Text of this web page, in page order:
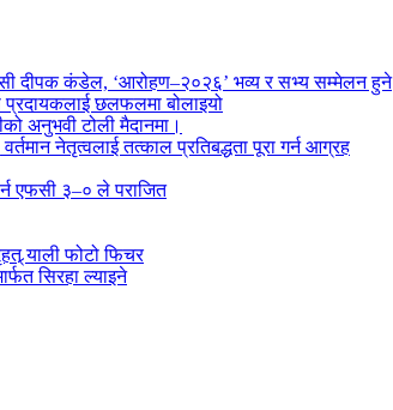
दीपक कंडेल, ‘आरोहण–२०२६’ भव्य र सभ्य सम्मेलन हुने
प्रदायकलाई छलफलमा बोलाइयो
अनुभवी टोली मैदानमा।
नेतृत्वलाई तत्काल प्रतिबद्धता पूरा गर्न आग्रह
एफसी ३–० ले पराजित
र्‍याली फोटो फिचर
सिरहा ल्याइने